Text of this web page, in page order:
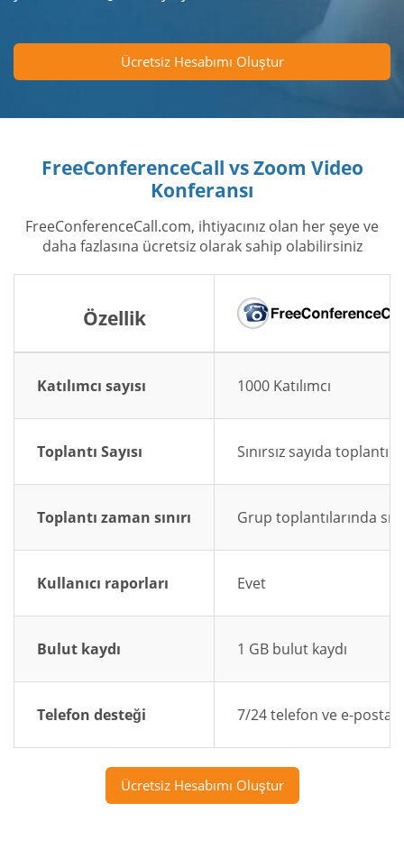
Ücretsiz Hesabımı Oluştur
FreeConferenceCall vs Zoom Video
Konferansı
FreeConferenceCall.com, ihtiyacınız olan her şeye ve
daha fazlasına ücretsiz olarak sahip olabilirsiniz
Özellik
Katılımcı sayısı 1000 Katılımcı
Toplantı Sayısı Sınırsız sayıda toplantı
Toplantı zaman sınırı Grup toplantılarında
Kullanıcı raporları Evet
Bulut kaydı 1 GB bulut kaydı
Telefon desteği 7/24 telefon ve e-posta
Ücretsiz Hesabımı Oluştur